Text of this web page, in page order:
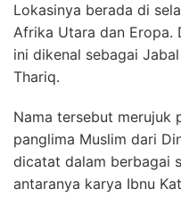
Lokasinya berada di
Afrika Utara dan Eropa.
ini dikenal sebagai
Thariq.
Nama tersebut merujuk
panglima Muslim dari
dicatat dalam berbagai
antaranya karya Ibnu